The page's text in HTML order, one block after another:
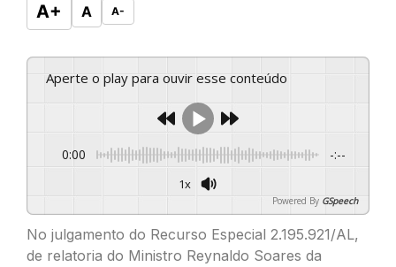
A+ A A-
Aperte o play para ouvir esse conteúdo
0:00 -:--
1x
Powered By GSpeech
No julgamento do Recurso Especial 2.195.921/AL,
de relatoria do Ministro Reynaldo Soares da